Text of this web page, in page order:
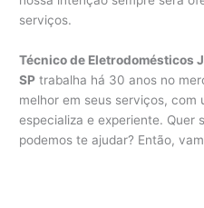
serviços.
Técnico de Eletrodomésticos
SP trabalha há 30 anos no
melhor em seus serviços, com
especializa e experiente. Quer
podemos te ajudar? Então,